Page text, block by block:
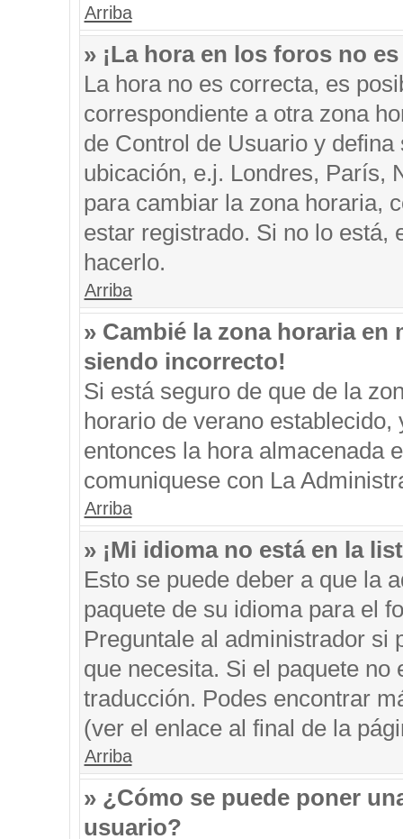
Arriba
» ¡La hora en los foros no
La hora no es correcta, es
correspondiente a otra zona
de Control de Usuario y
ubicación, e.j. Londres, París,
para cambiar la zona horaria,
estar registrado. Si no lo está,
hacerlo.
Arriba
» Cambié la zona horaria
siendo incorrecto!
Si está seguro de que de la
horario de verano
entonces la hora almacenada
comuniquese con La
Arriba
» ¡Mi idioma no está en la
Esto se puede deber a que la
paquete de su idioma para el
Preguntale al administrador si
que necesita. Si el paquete
traducción. Podes encontrar
(ver el enlace al final de la
Arriba
» ¿Cómo se puede poner
usuario?